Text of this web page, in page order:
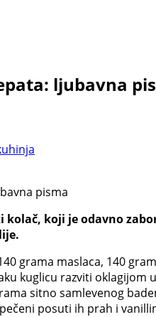
ljubavna
koji je odavno
grama maslaca, 140
kuglicu razviti
sitno samlevenog
posuti ih prah i